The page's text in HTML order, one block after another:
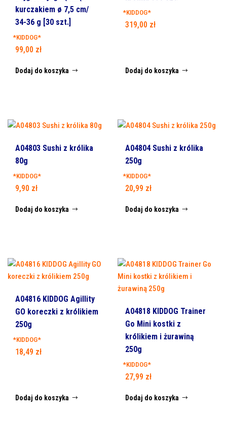
kurczakiem ø 7,5 cm/
34-36 g [30 szt.]
*KIDDOG*
99,00 zł
Dodaj do koszyka
*KIDDOG*
319,00 zł
Dodaj do koszyka
A04803 Sushi z królika
80g
*KIDDOG*
9,90 zł
Dodaj do koszyka
A04804 Sushi z królika
250g
*KIDDOG*
20,99 zł
Dodaj do koszyka
A04816 KIDDOG Agillity
GO koreczki z królikiem
250g
*KIDDOG*
18,49 zł
Dodaj do koszyka
A04818 KIDDOG Trainer
Go Mini kostki z
królikiem i żurawiną
250g
*KIDDOG*
27,99 zł
Dodaj do koszyka